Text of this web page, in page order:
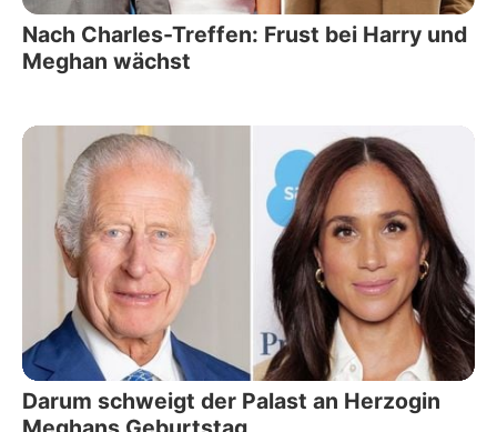
Nach Charles-Treffen: Frust bei Harry und
Meghan wächst
Darum schweigt der Palast an Herzogin